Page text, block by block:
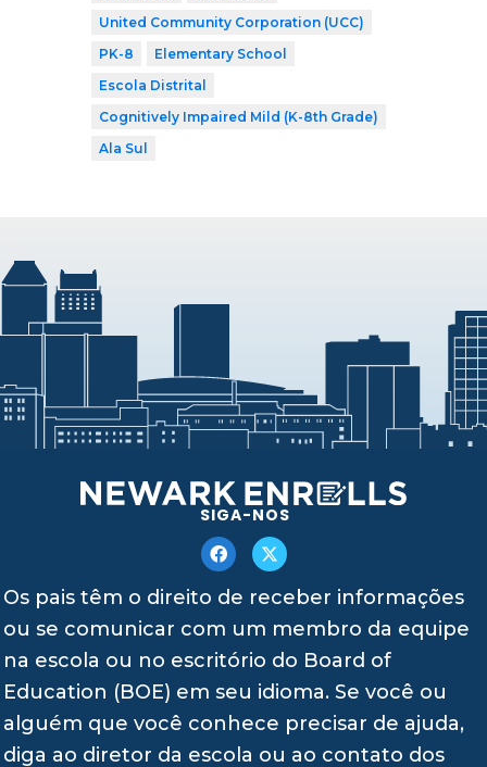
United Community Corporation (UCC)
PK-8
Elementary School
Escola Distrital
Cognitively Impaired Mild (K-8th Grade)
Ala Sul
SIGA-NOS
Os pais têm o direito de receber informações
ou se comunicar com um membro da equipe
na escola ou no escritório do Board of
Education (BOE) em seu idioma. Se você ou
alguém que você conhece precisar de ajuda,
diga ao diretor da escola ou ao contato dos